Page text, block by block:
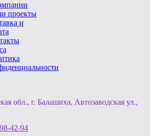
проекты
и
обл., г. Балашиха, Автозаводская ул.,
42-94